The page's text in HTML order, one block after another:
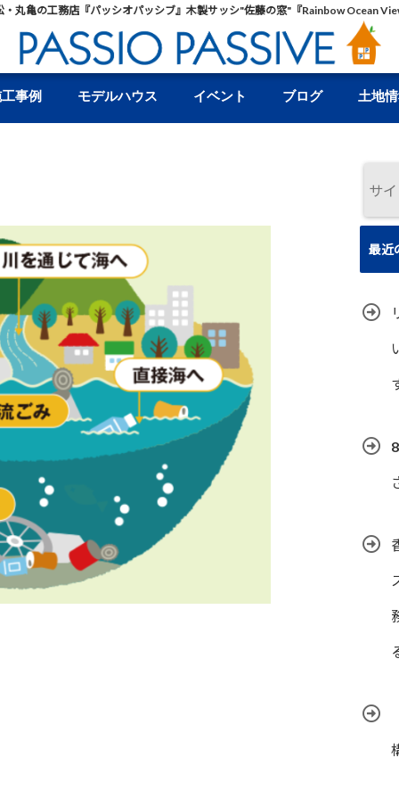
・丸亀の工務店『パッシオパッシブ』木製サッシ"佐藤の窓"『Rainbow Ocean
事例 モデルハウス イベント ブログ 土地
最近